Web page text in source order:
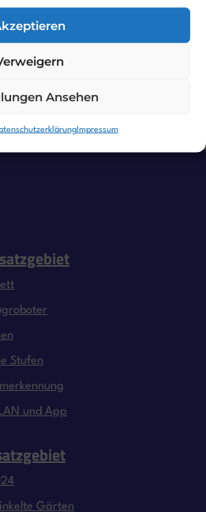
Ansehen
Impressum
-
Stufen
und App
Gärten